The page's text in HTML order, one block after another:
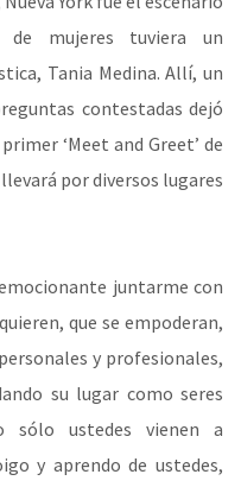
mujeres tuviera un
Tania Medina. Allí, un
contestadas dejó
‘Meet and Greet’ de
por diversos lugares
juntarme con
que se empoderan,
y profesionales,
su lugar como seres
sólo ustedes vienen a
y aprendo de ustedes,